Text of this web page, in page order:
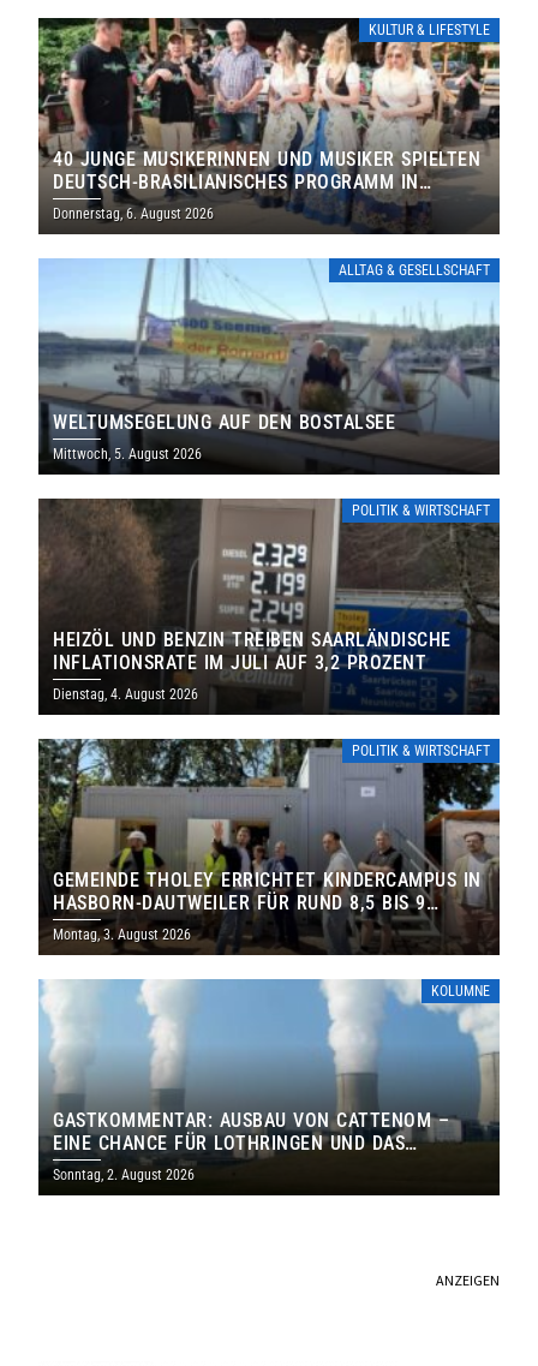
KULTUR & LIFESTYLE
40 JUNGE MUSIKERINNEN UND MUSIKER SPIELTEN
DEUTSCH-BRASILIANISCHES PROGRAMM IN
THOLEY
Donnerstag, 6. August 2026
ALLTAG & GESELLSCHAFT
WELTUMSEGELUNG AUF DEN BOSTALSEE
Mittwoch, 5. August 2026
POLITIK & WIRTSCHAFT
HEIZÖL UND BENZIN TREIBEN SAARLÄNDISCHE
INFLATIONSRATE IM JULI AUF 3,2 PROZENT
Dienstag, 4. August 2026
POLITIK & WIRTSCHAFT
GEMEINDE THOLEY ERRICHTET KINDERCAMPUS IN
HASBORN-DAUTWEILER FÜR RUND 8,5 BIS 9
MILLIONEN EURO
Montag, 3. August 2026
KOLUMNE
GASTKOMMENTAR: AUSBAU VON CATTENOM –
EINE CHANCE FÜR LOTHRINGEN UND DAS
SAARLAND
Sonntag, 2. August 2026
ANZEIGEN